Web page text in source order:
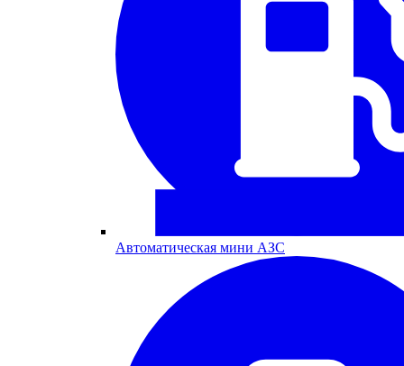
Автоматическая мини АЗС